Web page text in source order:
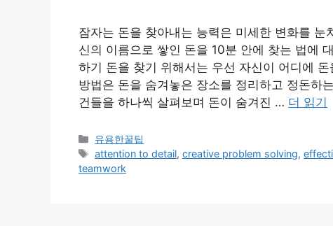
잠자는 돈을 찾아내는 능력은 미세한 변화를
신의 이름으로 쌓인 돈을 10분 안에 찾는 법에
하기 돈을 찾기 위해서는 우선 자신이 어디에
방법은 돈을 숨겨놓은 장소를 정리하고 정돈하
건들을 하나씩 살펴보며 돈이 숨겨진 … 더 읽기
카
테
고
유용한꿀팁
태
그
attention to detail,creative problem solving,
teamwork